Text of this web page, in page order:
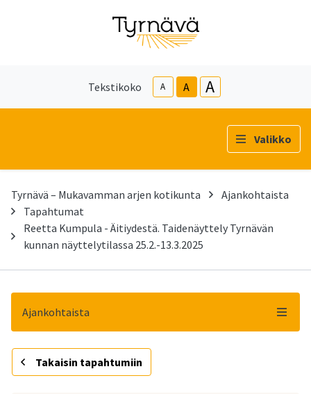
Tekstikoko A A A
Valikko
Tyrnävä – Mukavamman arjen kotikunta
Ajankohtaista
Tapahtumat
Reetta Kumpula - Äitiydestä. Taidenäyttely Tyrnävän
kunnan näyttelytilassa 25.2.-13.3.2025
Ajankohtaista
Takaisin tapahtumiin